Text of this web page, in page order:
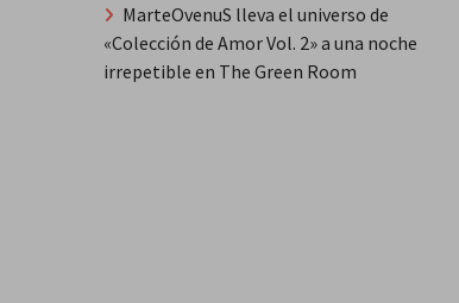
MarteOvenuS lleva el universo de
«Colección de Amor Vol. 2» a una noche
irrepetible en The Green Room